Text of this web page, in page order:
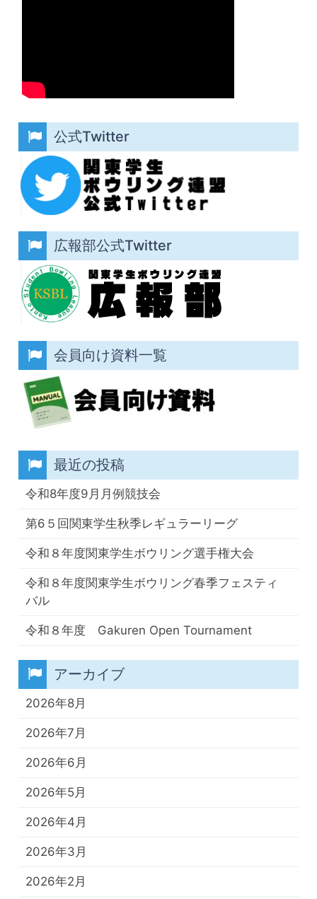
公式Twitter
広報部公式Twitter
会員向け資料一覧
最近の投稿
令和8年度9月月例競技会
第6５回関東学生秋季レギュラーリーグ
令和８年度関東学生ボウリング選手権大会
令和８年度関東学生ボウリング春季フェスティ
バル
令和８年度 Gakuren Open Tournament
アーカイブ
2026年8月
2026年7月
2026年6月
2026年5月
2026年4月
2026年3月
2026年2月